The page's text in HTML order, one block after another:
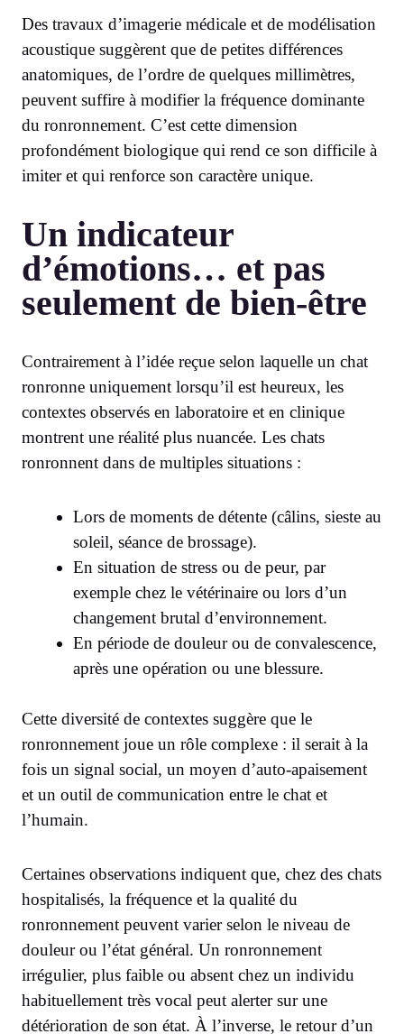
Des travaux d’imagerie médicale et de modélisation
acoustique suggèrent que de petites différences
anatomiques, de l’ordre de quelques millimètres,
peuvent suffire à modifier la fréquence dominante
du ronronnement. C’est cette dimension
profondément biologique qui rend ce son difficile à
imiter et qui renforce son caractère unique.
Un indicateur
d’émotions… et pas
seulement de bien-être
Contrairement à l’idée reçue selon laquelle un chat
ronronne uniquement lorsqu’il est heureux, les
contextes observés en laboratoire et en clinique
montrent une réalité plus nuancée. Les chats
ronronnent dans de multiples situations :
Lors de moments de détente (câlins, sieste au
soleil, séance de brossage).
En situation de stress ou de peur, par
exemple chez le vétérinaire ou lors d’un
changement brutal d’environnement.
En période de douleur ou de convalescence,
après une opération ou une blessure.
Cette diversité de contextes suggère que le
ronronnement joue un rôle complexe : il serait à la
fois un signal social, un moyen d’auto-apaisement
et un outil de communication entre le chat et
l’humain.
Certaines observations indiquent que, chez des chats
hospitalisés, la fréquence et la qualité du
ronronnement peuvent varier selon le niveau de
douleur ou l’état général. Un ronronnement
irrégulier, plus faible ou absent chez un individu
habituellement très vocal peut alerter sur une
détérioration de son état. À l’inverse, le retour d’un